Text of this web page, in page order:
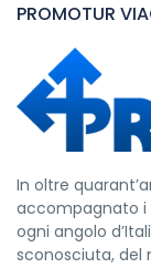
PROMOTUR
In oltre
accompagnato i
ogni angolo
sconosciuta, del